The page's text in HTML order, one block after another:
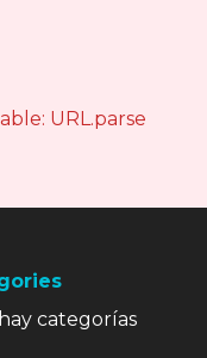
URL.parse is
categorías